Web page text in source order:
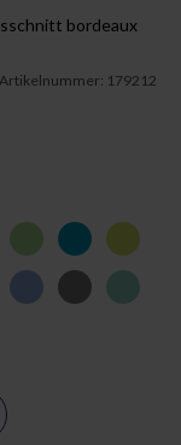
bordeaux
Artikelnummer: 179212
apfelgrüntürkis limette
petrolblaugrau aqua